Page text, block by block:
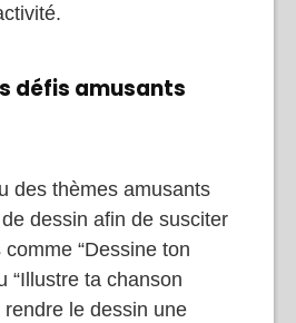
défis amusants
des thèmes amusants
dessin afin de susciter
comme “Dessine ton
“Illustre ta chanson
rendre le dessin une